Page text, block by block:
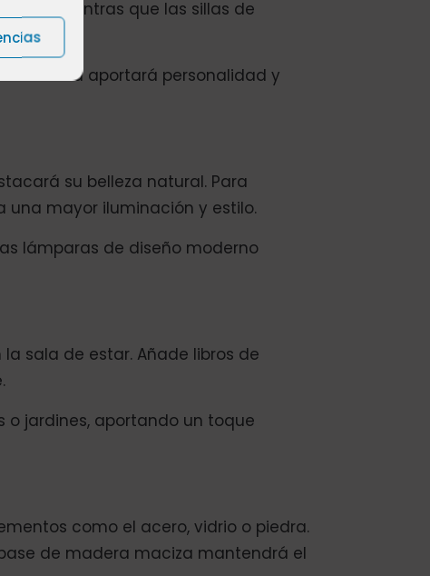
mientras que las sillas de
mezcla aportará personalidad y
su belleza natural. Para
una mayor iluminación y estilo.
lámparas de diseño moderno
sala de estar. Añade libros de
o jardines, aportando un toque
como el acero, vidrio o piedra.
de madera maciza mantendrá el